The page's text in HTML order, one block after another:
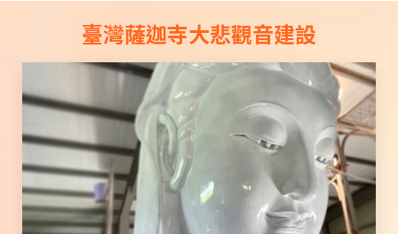
臺灣薩迦寺大悲觀音建設